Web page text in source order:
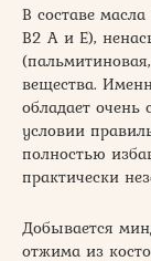
В составе
В2 А и Е),
вещества.
обладает
условии
полностью
практически
Добывается
отжима из